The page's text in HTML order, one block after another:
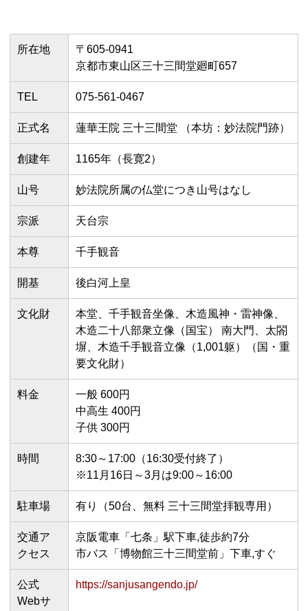
所在地
〒605-0941
京都市東山区三十三間堂廻町657
TEL 075-561-0467
正式名 蓮華王院 三十三間堂 （本坊：妙法院門跡）
創建年 1165年（長寛2）
山号 妙法院所属の仏堂につき山号はなし
宗派 天台宗
本尊 千手観音
開基 後白河上皇
文化財
本堂、千手観音坐像、木造風神・雷神像、
木造二十八部衆立像（国宝） 南大門、太閤
塀、木造千手観音立像（1,001躯）（国・重
要文化財）
料金
一般 600円
中高生 400円
子供 300円
時間
8:30～17:00（16:30受付終了）
※11月16日～3月は9:00～16:00
駐車場 有り（50台、無料 三十三間堂拝観専用）
交通ア
クセス
京阪電車「七条」駅下車,徒歩約7分
市バス「博物館三十三間堂前」下車,すぐ
公式
Webサ
https://sanjusangendo.jp/